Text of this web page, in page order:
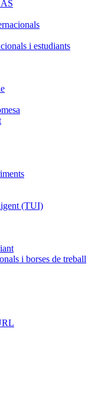
i estudiants
(TUI)
i borses de treball